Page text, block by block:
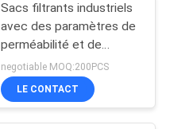
Sacs filtrants industriels
avec des paramètres de
perméabilité et de
résistance à l'air adaptés
aux différents types de
tissus et aux besoins des
negotiable MOQ:200PCS
LE CONTACT